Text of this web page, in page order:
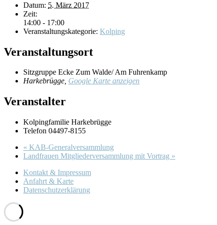
Datum: 5. März 2017
Zeit:
14:00 - 17:00
Veranstaltungskategorie: Kolping
Veranstaltungsort
Sitzgruppe Ecke Zum Walde/ Am Fuhrenkamp
Harkebrügge, Google Karte anzeigen
Veranstalter
Kolpingfamilie Harkebrügge
Telefon 04497-8155
« KAB-Generalversammlung
Landfrauen Mitgliederversammlung mit Vortrag »
Kontakt & Impressum
Anfahrt & Karte
Datenschutzerklärung